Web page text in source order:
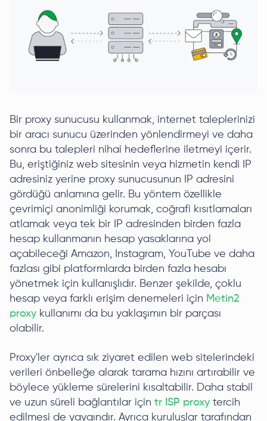
Bir proxy sunucusu kullanmak, internet taleplerinizi
bir aracı sunucu üzerinden yönlendirmeyi ve daha
sonra bu talepleri nihai hedeflerine iletmeyi içerir.
Bu, eriştiğiniz web sitesinin veya hizmetin kendi IP
adresiniz yerine proxy sunucusunun IP adresini
gördüğü anlamına gelir. Bu yöntem özellikle
çevrimiçi anonimliği korumak, coğrafi kısıtlamaları
atlamak veya tek bir IP adresinden birden fazla
hesap kullanmanın hesap yasaklarına yol
açabileceği Amazon, Instagram, YouTube ve daha
fazlası gibi platformlarda birden fazla hesabı
yönetmek için kullanışlıdır. Benzer şekilde, çoklu
hesap veya farklı erişim denemeleri için Metin2
proxy kullanımı da bu yaklaşımın bir parçası
olabilir.
Proxy'ler ayrıca sık ziyaret edilen web sitelerindeki
verileri önbelleğe alarak tarama hızını artırabilir ve
böylece yükleme sürelerini kısaltabilir. Daha stabil
ve uzun süreli bağlantılar için tr ISP proxy tercih
edilmesi de yaygındır. Ayrıca kuruluşlar tarafından